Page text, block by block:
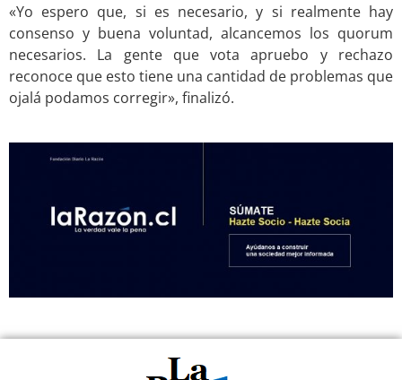
«Yo espero que, si es necesario, y si realmente hay
consenso y buena voluntad, alcancemos los quorum
necesarios. La gente que vota apruebo y rechazo
reconoce que esto tiene una cantidad de problemas que
ojalá podamos corregir», finalizó.